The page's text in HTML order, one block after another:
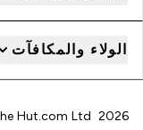
الولاء والمكافآت
2026 The Hut.com Ltd